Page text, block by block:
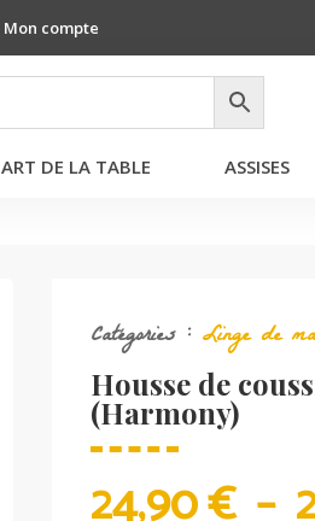
Mon compte
ART DE LA TABLE ASSISES
Catégories : Linge de
Housse de
(Harmony)